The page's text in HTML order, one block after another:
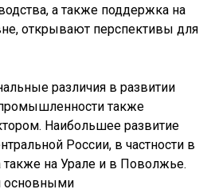
а также поддержка на
открывают перспективы для
различия в развитии
также
Наибольшее развитие
России, в частности в
также на Урале и в Поволжье.
основными